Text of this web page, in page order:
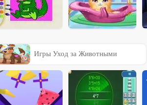
Игры Уход за Животными